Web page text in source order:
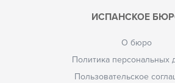
ИСПАНСКОЕ
О бюро
Политика персональных
Пользовательское